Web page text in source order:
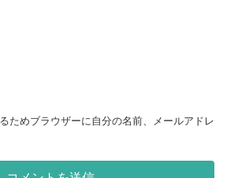
ためブラウザーに自分の名前、メールアドレ